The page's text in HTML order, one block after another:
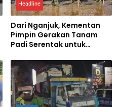
Headline
Dari Nganjuk, Kementan
Pimpin Gerakan Tanam
Padi Serentak untuk
Pangan